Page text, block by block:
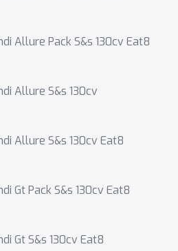
Allure Pack S&s 130cv Eat8
Allure S&s 130cv
Allure S&s 130cv Eat8
Gt Pack S&s 130cv Eat8
Gt S&s 130cv Eat8